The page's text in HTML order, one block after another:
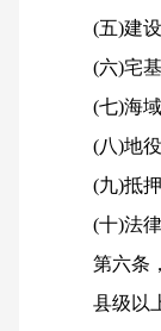
(五)建
(六)宅
(七)海
(八)地
(九)抵
(十)法
第六条
县级以